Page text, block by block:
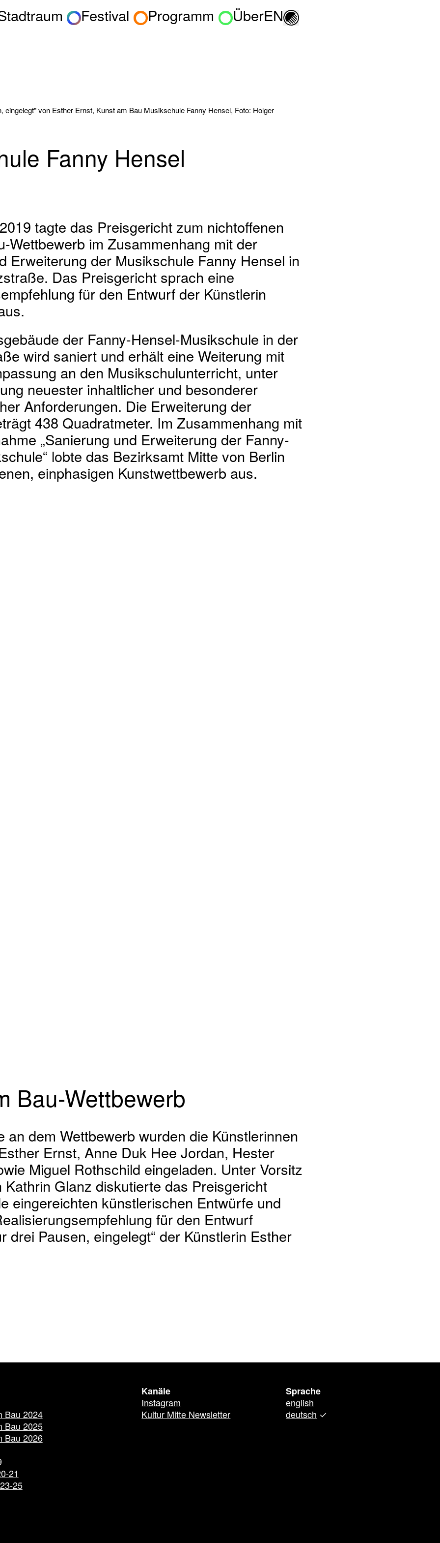
Festival Programm ÜberEN Umschalten zwischen
eingelegt" von Esther Ernst, Kunst am Bau Musikschule Fanny Hensel, Foto: Holger
Fanny Hensel
tagte das Preisgericht zum nichtoffenen
Wettbewerb im Zusammenhang mit der
Erweiterung der Musikschule Fanny Hensel in
Das Preisgericht sprach eine
für den Entwurf der Künstlerin
der Fanny-Hensel-Musikschule in der
wird saniert und erhält eine Weiterung mit
an den Musikschulunterricht, unter
neuester inhaltlicher und besonderer
Anforderungen. Die Erweiterung der
438 Quadratmeter. Im Zusammenhang mit
„Sanierung und Erweiterung der Fanny-
lobte das Bezirksamt Mitte von Berlin
einphasigen Kunstwettbewerb aus.
Bau-Wettbewerb
an dem Wettbewerb wurden die Künstlerinnen
Ernst, Anne Duk Hee Jordan, Hester
Miguel Rothschild eingeladen. Unter Vorsitz
Kathrin Glanz diskutierte das Preisgericht
eingereichten künstlerischen Entwürfe und
für den Entwurf
drei Pausen, eingelegt“ der Künstlerin Esther
Bau 2024
Bau 2025
Bau 2026
21
25
Kanäle
Instagram
Kultur Mitte Newsletter
Sprache
english
deutsch ✓